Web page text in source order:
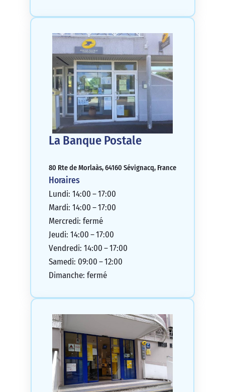
La Banque Postale
80 Rte de Morlaàs, 64160 Sévignacq, France
Horaires
Lundi: 14:00 – 17:00
Mardi: 14:00 – 17:00
Mercredi: fermé
Jeudi: 14:00 – 17:00
Vendredi: 14:00 – 17:00
Samedi: 09:00 – 12:00
Dimanche: fermé